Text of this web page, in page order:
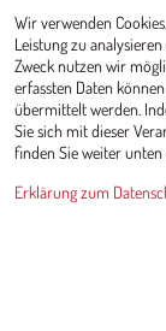
den Spediteur
indem er dem Käufer
Waren liefert.
6.7 Bei größerem
haben und so können
liefern, wobei Sie
7. RÜCKTRITT VON
7.1 Gemäß den
von 14 Werktagen ab
Ware bereits
Wir verwenden
Leistung zu
Zweck nutzen wir
erfassten Daten
übermittelt werden.
Sie sich mit dieser
finden Sie weiter
Erklärung zum